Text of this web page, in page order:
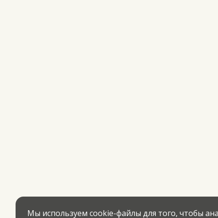
Мы используем cookie-файлы для того, чтобы